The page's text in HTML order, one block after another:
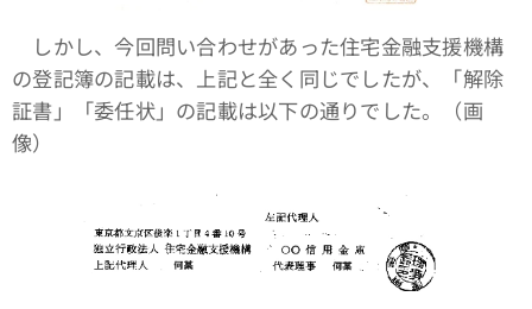
しかし、今回問い合わせがあった住宅金融支援機構
の登記簿の記載は、上記と全く同じでしたが、「解除
証書」「委任状」の記載は以下の通りでした。（画
像）